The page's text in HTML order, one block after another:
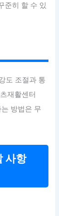
준히 할 수 있
도 조절과 통
재활센터
방법은 무
사항